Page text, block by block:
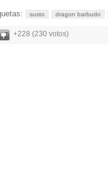
susto dragon barbudo
+228 (230 votos)